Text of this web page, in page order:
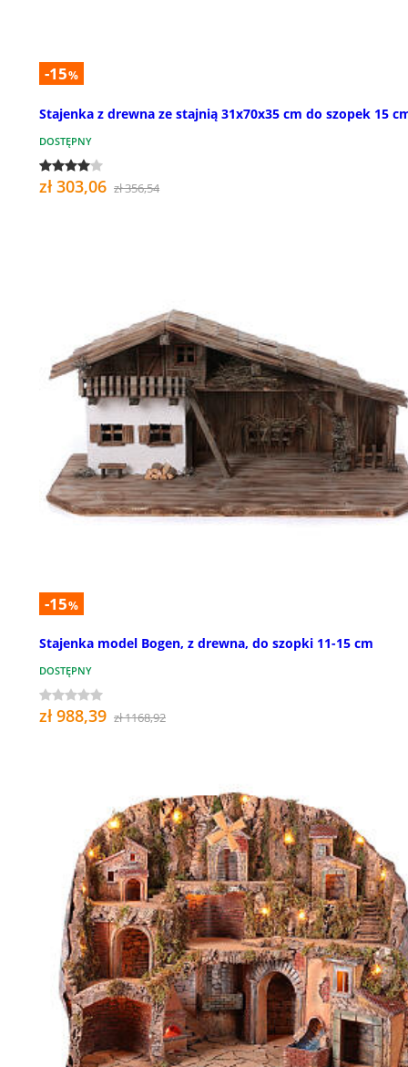
-15%
Stajenka z drewna ze stajnią 31x70x35 cm do szopek 15
DOSTĘPNY
zł 303,06 zł 356,54
-15%
Stajenka model Bogen, z drewna, do szopki 11-15 cm
DOSTĘPNY
zł 988,39 zł 1168,92